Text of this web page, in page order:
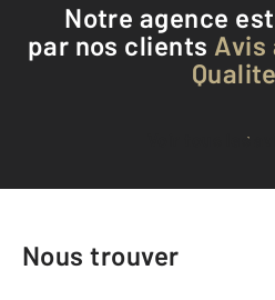
Notre agence
par nos clients
Voir tous les
Nous trouver